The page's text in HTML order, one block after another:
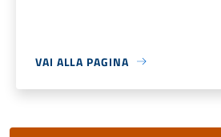
VAI ALLA PAGINA